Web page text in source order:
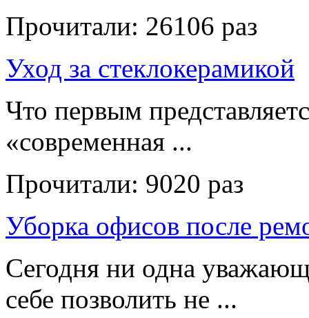
Прочитали: 26106 раз
Уход за стеклокерамикой
Что первым
«современная ...
Прочитали: 9020 раз
Уборка офисов после
Сегодня ни одна
себе позволить не ...